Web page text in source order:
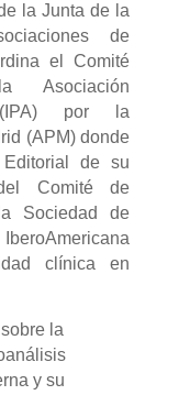
la Junta de la
de
el Comité
Asociación
(IPA) por la
(APM) donde
de su
Comité de
Sociedad de
clínica en
la
y su